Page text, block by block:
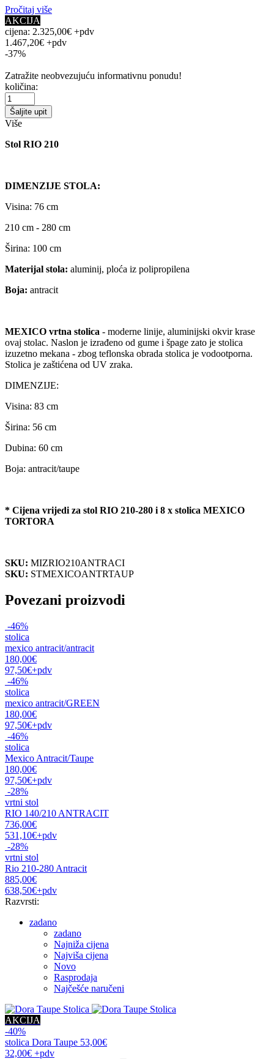
Pročitaj više
AKCIJA
cijena: 2.325,00€ +pdv
1.467,20€ +pdv
-37%
Zatražite neobvezujuću informativnu ponudu!
količina:
Šaljite upit
Više
Stol RIO 210
DIMENZIJE STOLA:
Visina: 76 cm
210 cm - 280 cm
Širina: 100 cm
Materijal stola: aluminij, ploća iz polipropilena
Boja: antracit
MEXICO vrtna stolica - moderne linije, aluminijski okvir krase
ovaj stolac. Naslon je izrađeno od gume i špage zato je stolica
izuzetno mekana - zbog teflonska obrada stolica je vodootporna.
Stolica je zaštićena od UV zraka.
DIMENZIJE:
Visina: 83 cm
Širina: 56 cm
Dubina: 60 cm
Boja: antracit/taupe
* Cijena vrijedi za stol RIO 210-280 i 8 x stolica MEXICO
TORTORA
SKU: MIZRIO210ANTRACI
SKU: STMEXICOANTRTAUP
Povezani proizvodi
-46%
stolica
mexico antracit/antracit
180,00€
97,50€+pdv
-46%
stolica
mexico antracit/GREEN
180,00€
97,50€+pdv
-46%
stolica
Mexico Antracit/Taupe
180,00€
97,50€+pdv
-28%
vrtni stol
RIO 140/210 ANTRACIT
736,00€
531,10€+pdv
-28%
vrtni stol
Rio 210-280 Antracit
885,00€
638,50€+pdv
Razvrsti:
zadano
zadano
Najniža cijena
Najviša cijena
Novo
Rasprodaja
Najčešće naručeni
AKCIJA
-40%
stolica Dora Taupe 53,00€
32,00€ +pdv